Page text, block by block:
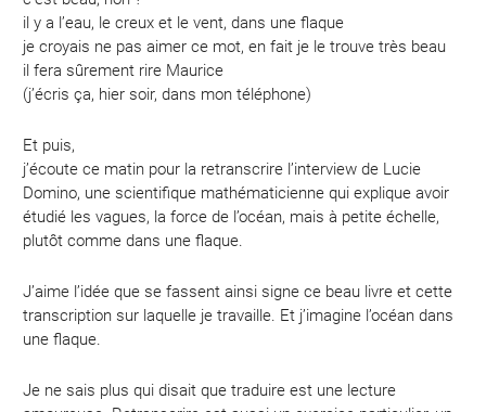
il y a l’eau, le creux et le vent, dans une flaque
je croyais ne pas aimer ce mot, en fait je le trouve très beau
il fera sûrement rire Maurice
(j’écris ça, hier soir, dans mon téléphone)
Et puis,
j’écoute ce matin pour la retranscrire l’interview de Lucie
Domino, une scientifique mathématicienne qui explique avoir
étudié les vagues, la force de l’océan, mais à petite échelle,
plutôt comme dans une flaque.
J’aime l’idée que se fassent ainsi signe ce beau livre et cette
transcription sur laquelle je travaille. Et j’imagine l’océan dans
une flaque.
Je ne sais plus qui disait que traduire est une lecture